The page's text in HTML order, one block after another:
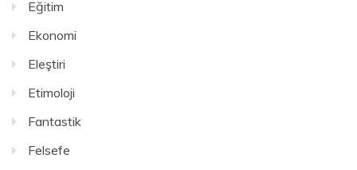
Eğitim
Ekonomi
Eleştiri
Etimoloji
Fantastik
Felsefe